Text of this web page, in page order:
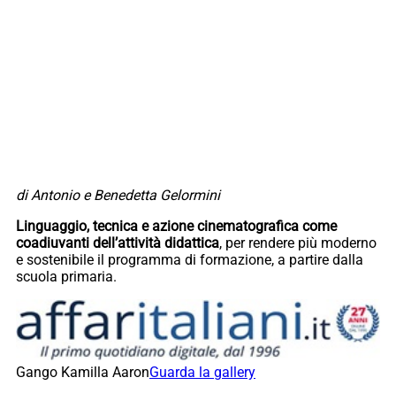
di Antonio e Benedetta Gelormini
Linguaggio, tecnica e azione cinematografica come
coadiuvanti dell’attività didattica, per rendere più moderno
e sostenibile il programma di formazione, a partire dalla
scuola primaria.
Gango Kamilla AaronGuarda la gallery